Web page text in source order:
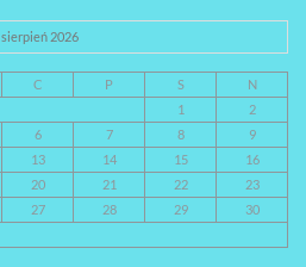
sierpień 2026
C P S
N
1
2
6 7 8
9
13 14 15
16
20 21 22
23
27 28 29
30